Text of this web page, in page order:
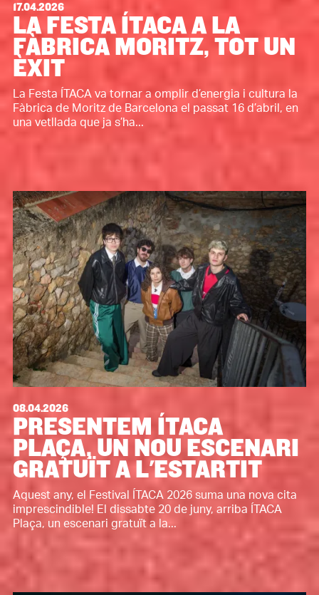
17.04.2026
LA FESTA ÍTACA A LA
FÀBRICA MORITZ, TOT UN
ÈXIT
La Festa ÍTACA va tornar a omplir d’energia i cultura la
Fàbrica de Moritz de Barcelona el passat 16 d’abril, en
una vetllada que ja s’ha...
08.04.2026
PRESENTEM ÍTACA
PLAÇA, UN NOU ESCENARI
GRATUÏT A L'ESTARTIT
Aquest any, el Festival ÍTACA 2026 suma una nova cita
imprescindible! El dissabte 20 de juny, arriba ÍTACA
Plaça, un escenari gratuït a la...